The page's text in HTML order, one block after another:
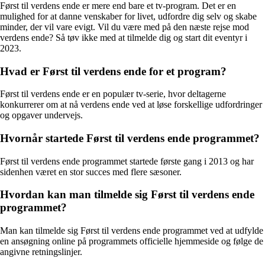
Først til verdens ende er mere end bare et tv-program. Det er en
mulighed for at danne venskaber for livet, udfordre dig selv og skabe
minder, der vil vare evigt. Vil du være med på den næste rejse mod
verdens ende? Så tøv ikke med at tilmelde dig og start dit eventyr i
2023.
Hvad er Først til verdens ende for et program?
Først til verdens ende er en populær tv-serie, hvor deltagerne
konkurrerer om at nå verdens ende ved at løse forskellige udfordringer
og opgaver undervejs.
Hvornår startede Først til verdens ende programmet?
Først til verdens ende programmet startede første gang i 2013 og har
sidenhen været en stor succes med flere sæsoner.
Hvordan kan man tilmelde sig Først til verdens ende
programmet?
Man kan tilmelde sig Først til verdens ende programmet ved at udfylde
en ansøgning online på programmets officielle hjemmeside og følge de
angivne retningslinjer.